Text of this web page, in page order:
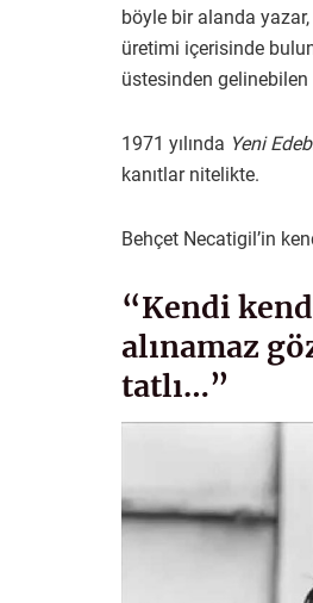
böyle bir alanda
üretimi içerisinde
üstesinden
1971 yılında Yeni
kanıtlar nitelikte.
Behçet Necatigil’in
“Kendi
alınamaz
tatlı…”